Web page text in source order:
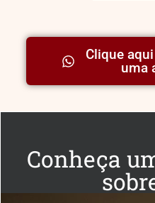
Clique
uma
Conheça